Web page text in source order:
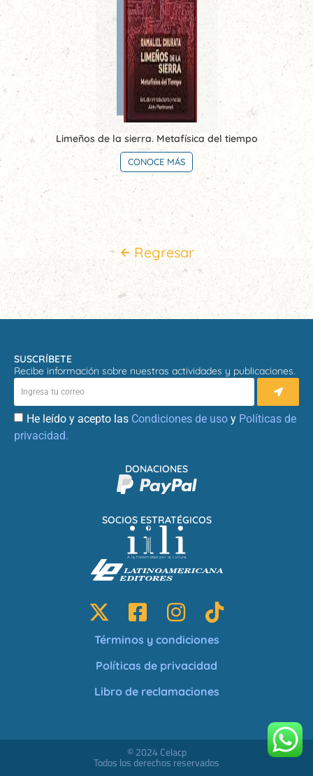
Limeños de la sierra. Metafísica del tiempo
CONOCE MÁS
Regresar
SUSCRÍBETE
Recibe información sobre nuestras actividades y publicaciones.
He leído y acepto las Condiciones de uso y Políticas de
privacidad.
SOCIOS ESTRATÉGICOS
DONACIONES
Términos y condiciones
Políticas de privacidad
Libro de reclamaciones
© 2024 Celacp
Todos los derechos reservados